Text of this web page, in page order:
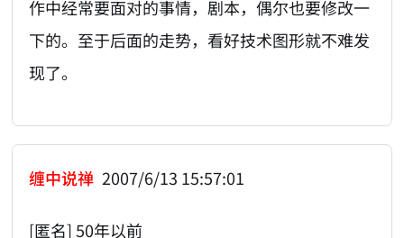
作中经常要面对的事情，剧本，偶尔也要修改一
下的。至于后面的走势，看好技术图形就不难发
现了。
缠中说禅 2007/6/13 15:57:01
[匿名] 50年以前